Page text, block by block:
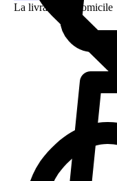
La livraison a domicile